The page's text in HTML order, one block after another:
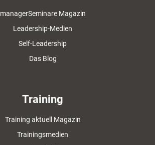
managerSeminare Magazin
Leadership-Medien
Self-Leadership
Das Blog
Training
Training aktuell Magazin
Trainingsmedien